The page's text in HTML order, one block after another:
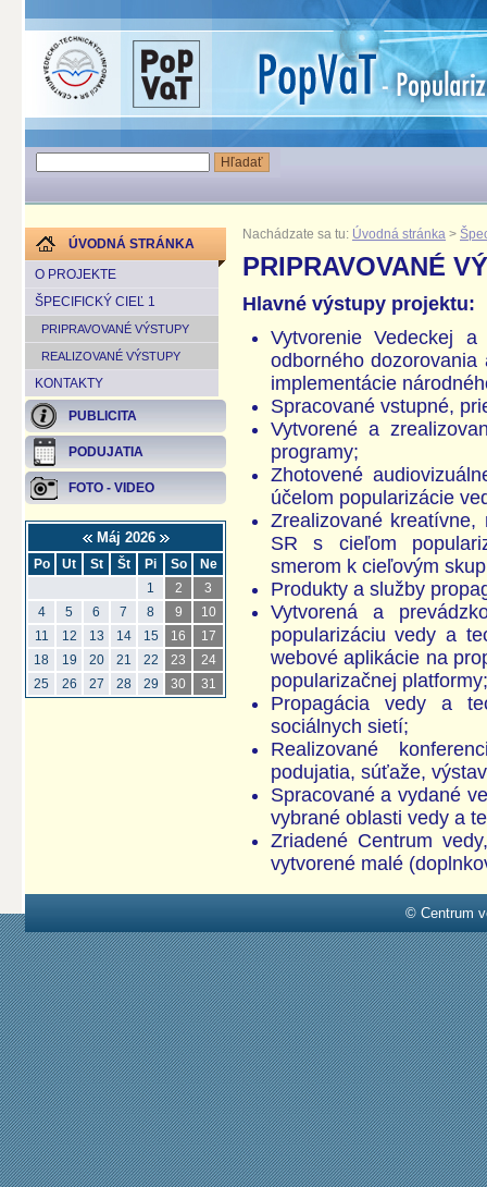
ÚVODNÁ STRÁNKA
O PROJEKTE
ŠPECIFICKÝ CIEĽ 1
PRIPRAVOVANÉ VÝSTUPY
REALIZOVANÉ VÝSTUPY
KONTAKTY
PUBLICITA
PODUJATIA
FOTO - VIDEO
Máj 2026
Po Ut St Št Pi So
Ne
1
2
3
4
5 6 7 8 9
10
11
12 13 14 15 16
17
18
19 20 21 22 23
24
25
26 27 28 29 30 31
Nachádzate sa tu: Úvodná stránka >
PRIPRAVOVANÉ
Hlavné výstupy projektu:
Vytvorenie Vedeckej
odborného
implementácie
Spracované vstupné,
Vytvorené a
programy;
Zhotovené
účelom popularizácie
Zrealizované
SR s cieľom
smerom k cieľovým
Produkty a služby
Vytvorená a
popularizáciu vedy a
webové aplikácie na
popularizačnej platformy;
Propagácia vedy a
sociálnych sietí;
Realizované
podujatia, súťaže,
Spracované a vydané
vybrané oblasti vedy a
Zriadené Centrum
vytvorené malé
© Centrum